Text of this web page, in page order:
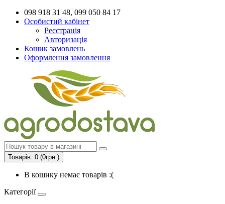
098 918 31 48, 099 050 84 17
Особистий кабінет
Реєстрація
Авторизація
Кошик замовлень
Оформлення замовлення
Товарів: 0 (0грн.)
В кошику немає товарів :(
Категорії